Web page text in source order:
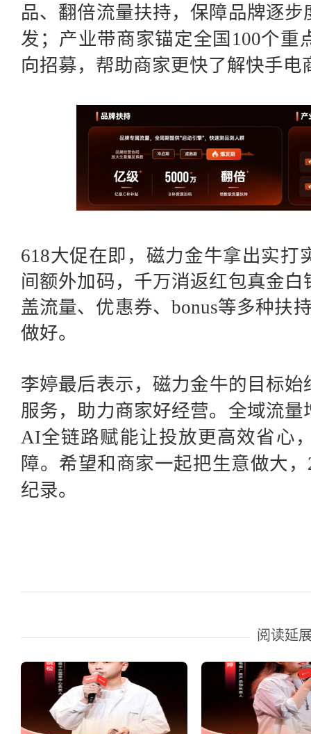
品、翻倍流量扶持，保障品牌逐
发；产业带商家锚定全国100个重
向招募，帮助商家更快了解快手
618大促在即，磁力金牛拿出实打
间额外加码，千万消返红包真金
盖流量、优惠券、bonus等多种扶
做好。
李婷最后表示，磁力金牛的目标始
服务，助力商家好经营。全域流
AI全链路赋能让投放更高效省心
障。希望和商家一起把生意做大
纪录。
阅读延